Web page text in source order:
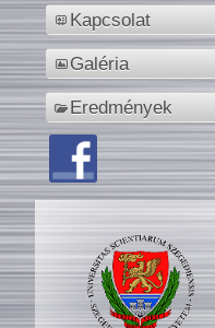
Kapcsolat
Galéria
Eredmények